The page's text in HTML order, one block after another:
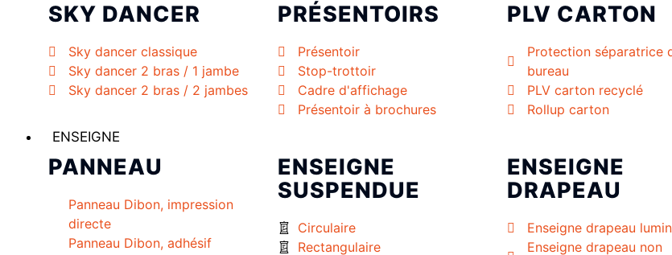
SKY DANCER
Sky dancer classique
Sky dancer 2 bras / 1 jambe
Sky dancer 2 bras / 2 jambes
PRÉSENTOIRS
Présentoir
Stop-trottoir
Cadre d'affichage
Présentoir à brochures
PLV CARTON
Protection séparatrice
bureau
PLV carton recyclé
Rollup carton
ENSEIGNE
PANNEAU
Panneau Dibon, impression
directe
Panneau Dibon, adhésif
ENSEIGNE
SUSPENDUE
Circulaire
Rectangulaire
ENSEIGNE
DRAPEAU
Enseigne drapeau
Enseigne drapeau non